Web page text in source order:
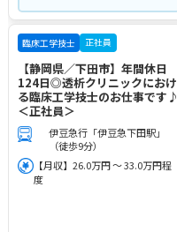
臨床工学技士 正社員
【静岡県／下田市】年間休日
124日◎透析クリニックにおけ
る臨床工学技士のお仕事です♪
＜正社員＞
伊豆急行「伊豆急下田駅」
（徒歩9分）
【月収】26.0万円 ～ 33.0万円程
度